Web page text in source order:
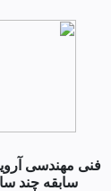
فنی مهندسی
سابقه چند